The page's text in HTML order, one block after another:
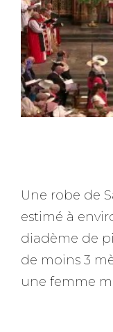
Une robe de
estimé à
diadème de
de moins 3
une femme